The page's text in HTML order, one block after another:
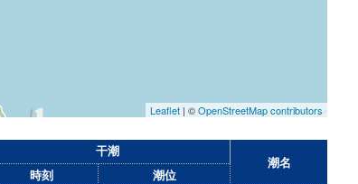
Leaflet | ©OpenStreetMap contributors
干潮
潮名
時刻 潮位